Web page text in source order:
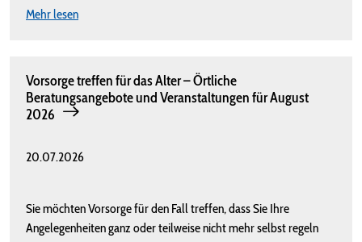
Mehr lesen
Vorsorge treffen für das Alter – Örtliche
Beratungsangebote und Veranstaltungen für August
2026
20.07.2026
Sie möchten Vorsorge für den Fall treffen, dass Sie Ihre
Angelegenheiten ganz oder teilweise nicht mehr selbst regeln